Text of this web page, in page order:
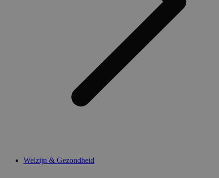
Welzijn & Gezondheid